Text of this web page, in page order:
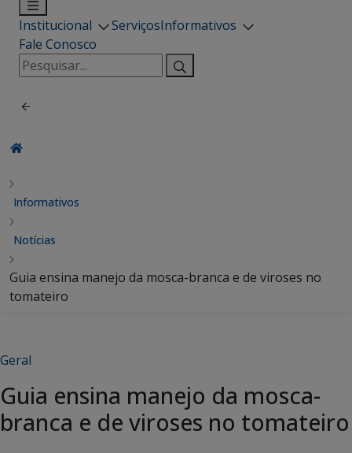
Institucional ServiçosInformativos
Fale Conosco
Pesquisar
por:
Informativos
Notícias
Guia ensina manejo da mosca-branca e de viroses no
tomateiro
Geral
Guia ensina manejo da mosca-
branca e de viroses no tomateiro